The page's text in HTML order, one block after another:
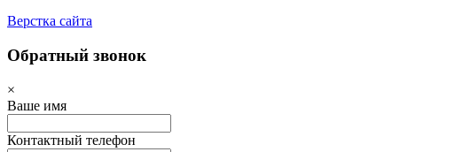
Верстка сайта
Обратный звонок
×
Ваше имя
Контактный телефон